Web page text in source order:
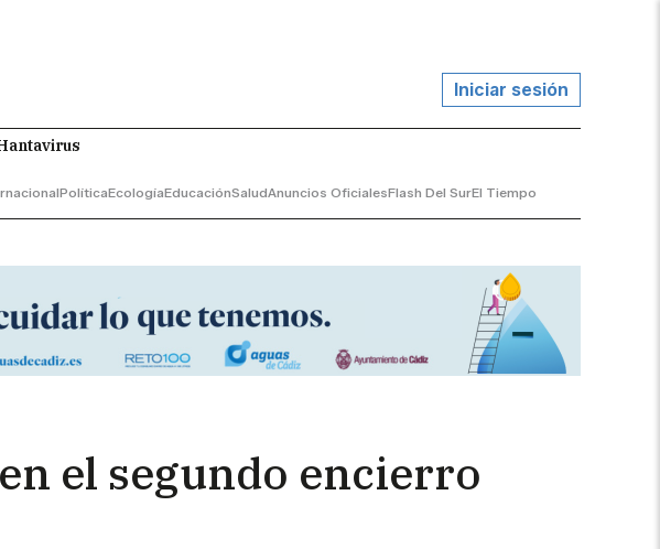
Iniciar sesión
PolíticaEcologíaEducaciónSaludAnuncios OficialesFlash Del SurEl Tiempo
el segundo encierro